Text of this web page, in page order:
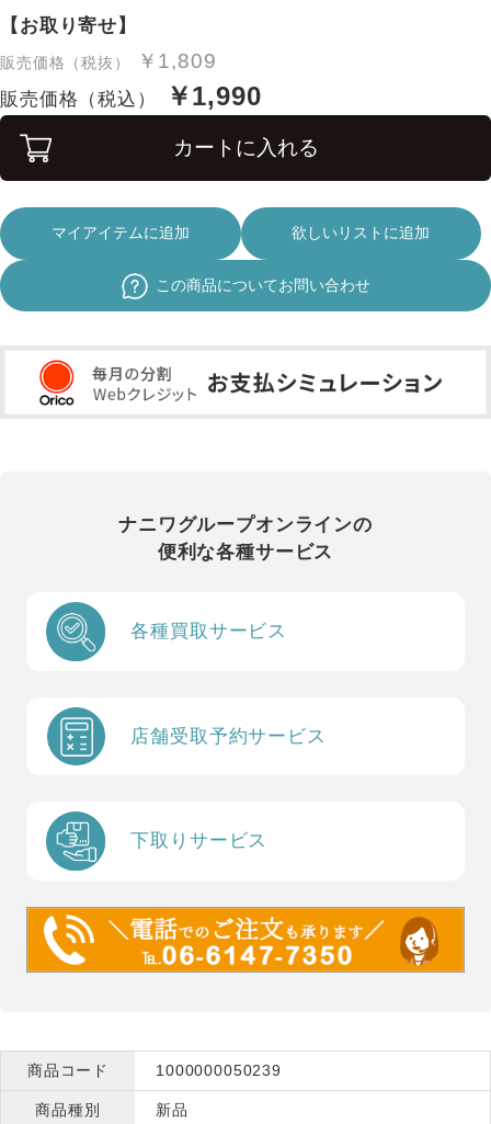
【お取り寄せ】
販売価格（税抜） ￥1,809
販売価格（税込） ￥1,990
カートに入れる
マイアイテムに追加 欲しいリストに追加
この商品についてお問い合わせ
ナニワグループオンラインの
便利な各種サービス
各種買取サービス
店舗受取予約サービス
下取りサービス
商品コード 1000000050239
商品種別 新品